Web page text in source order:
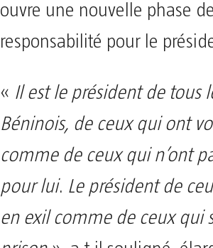
ouvre une nouvelle phase de
responsabilité pour le
« Il est le président de tous
Béninois, de ceux qui ont
comme de ceux qui n’ont
pour lui. Le président de
en exil comme de ceux qui